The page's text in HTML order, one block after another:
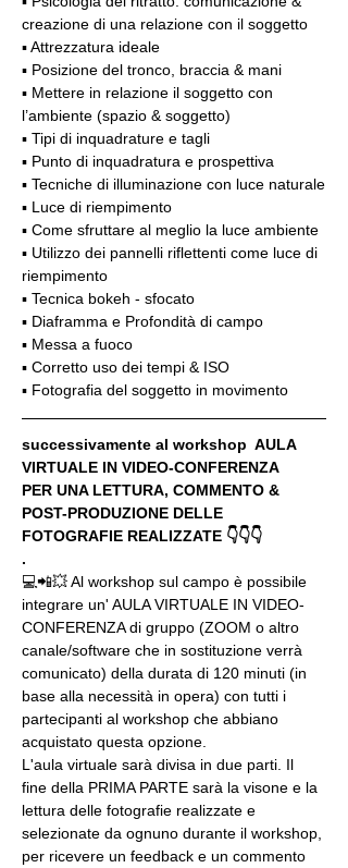
creazione di una relazione con il soggetto
▪️ Attrezzatura ideale
▪️ Posizione del tronco, braccia & mani
▪️ Mettere in relazione il soggetto con
l’ambiente (spazio & soggetto)
▪️ Tipi di inquadrature e tagli
▪️ Punto di inquadratura e prospettiva
▪️ Tecniche di illuminazione con luce naturale
▪️ Luce di riempimento
▪️ Come sfruttare al meglio la luce ambiente
▪️ Utilizzo dei pannelli riflettenti come luce di
riempimento
▪️ Tecnica bokeh - sfocato
▪️ Diaframma e Profondità di campo
▪️ Messa a fuoco
▪️ Corretto uso dei tempi & ISO
▪️ Fotografia del soggetto in movimento
successivamente al workshop  AULA
VIRTUALE IN VIDEO-CONFERENZA
PER UNA LETTURA, COMMENTO &
POST-PRODUZIONE DELLE
FOTOGRAFIE REALIZZATE 👇👇👇
.
💻📲💥 Al workshop sul campo è possibile
integrare un' AULA VIRTUALE IN VIDEO-
CONFERENZA di gruppo (ZOOM o altro
canale/software che in sostituzione verrà
comunicato) della durata di 120 minuti (in
base alla necessità in opera) con tutti i
partecipanti al workshop che abbiano
acquistato questa opzione.
L'aula virtuale sarà divisa in due parti. Il
fine della PRIMA PARTE sarà la visone e la
lettura delle fotografie realizzate e
selezionate da ognuno durante il workshop,
per ricevere un feedback e un commento